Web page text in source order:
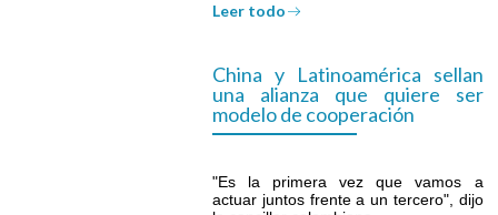
Leer todo
China y Latinoamérica sellan
una alianza que quiere ser
modelo de cooperación
"Es la primera vez que vamos a
actuar juntos frente a un tercero", dijo